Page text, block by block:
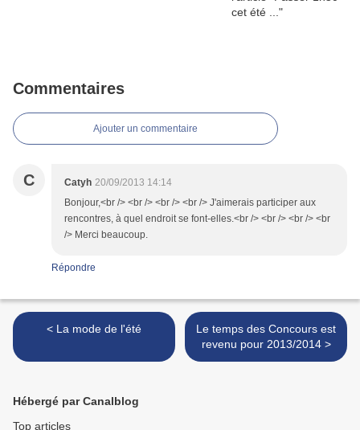
Commentaires
Ajouter un commentaire
C Catyh 20/09/2013 14:14
Bonjour,<br /> <br /> <br /> <br /> J'aimerais participer aux
rencontres, à quel endroit se font-elles.<br /> <br /> <br /> <br
/> Merci beaucoup.
Répondre
< La mode de l'été
Le temps des Concours est
revenu pour 2013/2014 >
Hébergé par Canalblog
Top articles